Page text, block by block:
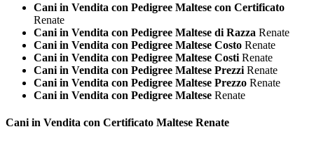
Cani in Vendita con Pedigree Maltese con Certificato
Renate
Cani in Vendita con Pedigree Maltese di Razza Renate
Cani in Vendita con Pedigree Maltese Costo Renate
Cani in Vendita con Pedigree Maltese Costi Renate
Cani in Vendita con Pedigree Maltese Prezzi Renate
Cani in Vendita con Pedigree Maltese Prezzo Renate
Cani in Vendita con Pedigree Maltese Renate
Cani in Vendita con Certificato Maltese Renate